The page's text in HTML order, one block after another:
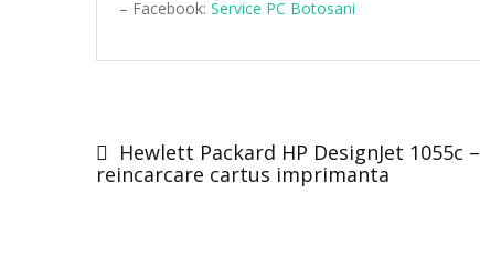
– Facebook: Service PC Botosani
navigation
Hewlett Packard HP DesignJet 1055c –
reincarcare cartus imprimanta